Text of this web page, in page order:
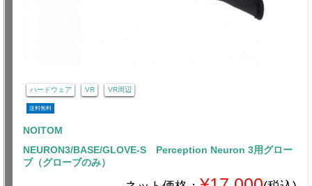
ハードウェア VR VR周辺
送料無料
NOITOM
NEURON3/BASE/GLOVE-S Perception Neuron 3用グロー
ブ（グローブのみ）